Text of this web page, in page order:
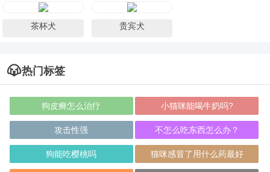
茶杯犬 贵宾犬
热门标签
狗皮癣怎么治疗 小猫咪能喝牛奶吗?
攻击性强 不怎么吃东西怎么办？
狗能吃樱桃吗 猫咪感冒了用什么药最好